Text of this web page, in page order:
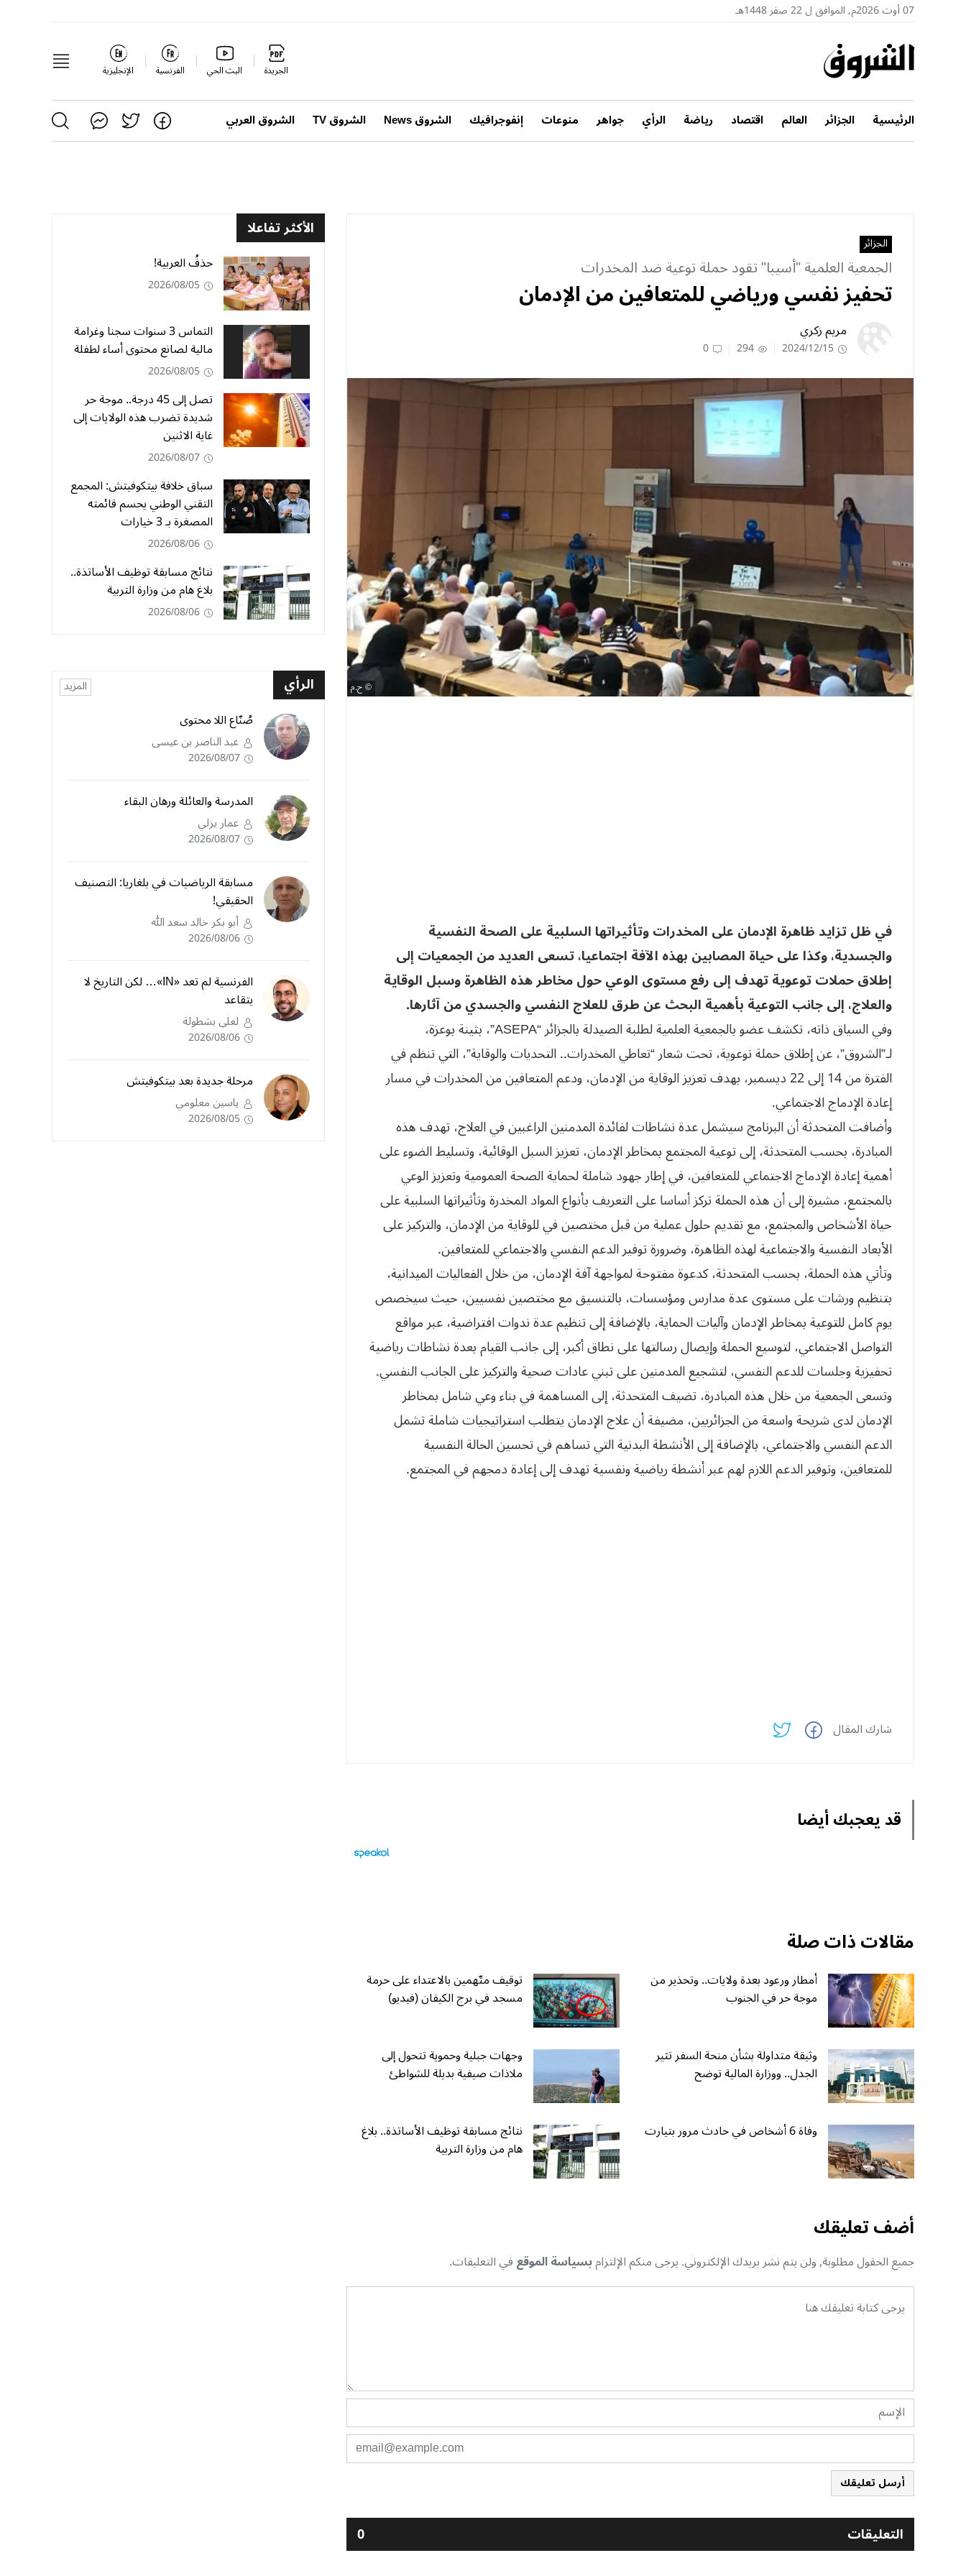
07 أوت 2026م, الموافق ل 22 صفر 1448هـ
الجريدة البث الحي الفرنسية الإنجليزية
الرئيسية الجزائر العالم اقتصاد رياضة الرأي جواهر منوعات إنفوجرافيك الشروق News الشروق TV الشروق العربي
الجزائر
الجمعية العلمية "أسيبا" تقود حملة توعية ضد المخدرات
تحفيز نفسي ورياضي للمتعافين من الإدمان
مريم زكري
2024/12/15
294
0
ح.م
في ظل تزايد ظاهرة الإدمان على المخدرات وتأثيراتها السلبية على الصحة النفسية
والجسدية، وكذا على حياة المصابين بهذه الآفة اجتماعيا، تسعى العديد من الجمعيات إلى
إطلاق حملات توعوية تهدف إلى رفع مستوى الوعي حول مخاطر هذه الظاهرة وسبل الوقاية
والعلاج، إلى جانب التوعية بأهمية البحث عن طرق للعلاج النفسي والجسدي من آثارها.
وفي السياق ذاته، تكشف عضو بالجمعية العلمية لطلبة الصيدلة بالجزائر “ASEPA”، بثينة بوعزة،
لـ”الشروق”، عن إطلاق حملة توعوية، تحت شعار “تعاطي المخدرات.. التحديات والوقاية”، التي تنظم في
الفترة من 14 إلى 22 ديسمبر، بهدف تعزيز الوقاية من الإدمان، ودعم المتعافين من المخدرات في مسار
إعادة الإدماج الاجتماعي.
وأضافت المتحدثة أن البرنامج سيشمل عدة نشاطات لفائدة المدمنين الراغبين في العلاج، تهدف هذه
المبادرة، بحسب المتحدثة، إلى توعية المجتمع بمخاطر الإدمان، تعزيز السبل الوقائية، وتسليط الضوء على
أهمية إعادة الإدماج الاجتماعي للمتعافين، في إطار جهود شاملة لحماية الصحة العمومية وتعزيز الوعي
بالمجتمع، مشيرة إلى أن هذه الحملة تركز أساسا على التعريف بأنواع المواد المخدرة وتأثيراتها السلبية على
حياة الأشخاص والمجتمع، مع تقديم حلول عملية من قبل مختصين في للوقاية من الإدمان، والتركيز على
الأبعاد النفسية والاجتماعية لهذه الظاهرة، وضرورة توفير الدعم النفسي والاجتماعي للمتعافين.
وتأتي هذه الحملة، بحسب المتحدثة، كدعوة مفتوحة لمواجهة آفة الإدمان، من خلال الفعاليات الميدانية،
بتنظيم ورشات على مستوى عدة مدارس ومؤسسات، بالتنسيق مع مختصين نفسيين، حيث سيخصص
يوم كامل للتوعية بمخاطر الإدمان وآليات الحماية، بالإضافة إلى تنظيم عدة ندوات افتراضية، عبر مواقع
التواصل الاجتماعي، لتوسيع الحملة وإيصال رسالتها على نطاق أكبر، إلى جانب القيام بعدة نشاطات رياضية
تحفيزية وجلسات للدعم النفسي، لتشجيع المدمنين على تبني عادات صحية والتركيز على الجانب النفسي.
وتسعى الجمعية من خلال هذه المبادرة، تضيف المتحدثة، إلى المساهمة في بناء وعي شامل بمخاطر
الإدمان لدى شريحة واسعة من الجزائريين، مضيفة أن علاج الإدمان يتطلب استراتيجيات شاملة تشمل
الدعم النفسي والاجتماعي، بالإضافة إلى الأنشطة البدنية التي تساهم في تحسين الحالة النفسية
للمتعافين، وتوفير الدعم اللازم لهم عبر أنشطة رياضية ونفسية تهدف إلى إعادة دمجهم في المجتمع.
شارك المقال
قد يعجبك أيضا
مقالات ذات صلة
أمطار ورعود بعدة ولايات.. وتحذير من
موجة حر في الجنوب
توقيف متّهمين بالاعتداء على حرمة
مسجد في برج الكيفان (فيديو)
وثيقة متداولة بشأن منحة السفر تثير
الجدل.. ووزارة المالية توضح
وجهات جبلية وحموية تتحول إلى
ملاذات صيفية بديلة للشواطئ
وفاة 6 أشخاص في حادث مرور بتيارت نتائج مسابقة توظيف الأساتذة.. بلاغ
هام من وزارة التربية
أضف تعليقك
جميع الحقول مطلوبة, ولن يتم نشر بريدك الإلكتروني. يرجى منكم الإلتزامبسياسة الموقعفي التعليقات.
أرسل تعليقك
التعليقات 0
الأكثر تفاعلا
حذفُ العربية!
2026/08/05
التماس 3 سنوات سجنا وغرامة
مالية لصانع محتوى أساء لطفلة
2026/08/05
تصل إلى 45 درجة.. موجة حر
شديدة تضرب هذه الولايات إلى
غاية الاثنين
2026/08/07
سباق خلافة بيتكوفيتش: المجمع
التقني الوطني يحسم قائمته
المصغرة بـ 3 خيارات
2026/08/06
نتائج مسابقة توظيف الأساتذة..
بلاغ هام من وزارة التربية
2026/08/06
الرأي المزيد
صُنّاع اللا محتوى
عبد الناصر بن عيسى
2026/08/07
المدرسة والعائلة ورهان البقاء
عمار يزلي
2026/08/07
مسابقة الرياضيات في بلغاريا: التصنيف
الحقيقي!
أبو بكر خالد سعد الله
2026/08/06
الفرنسية لم تعد «IN»… لكن التاريخ لا
يتقاعد
لعلى بشطولة
2026/08/06
مرحلة جديدة بعد بيتكوفيتش
ياسين معلومي
2026/08/05